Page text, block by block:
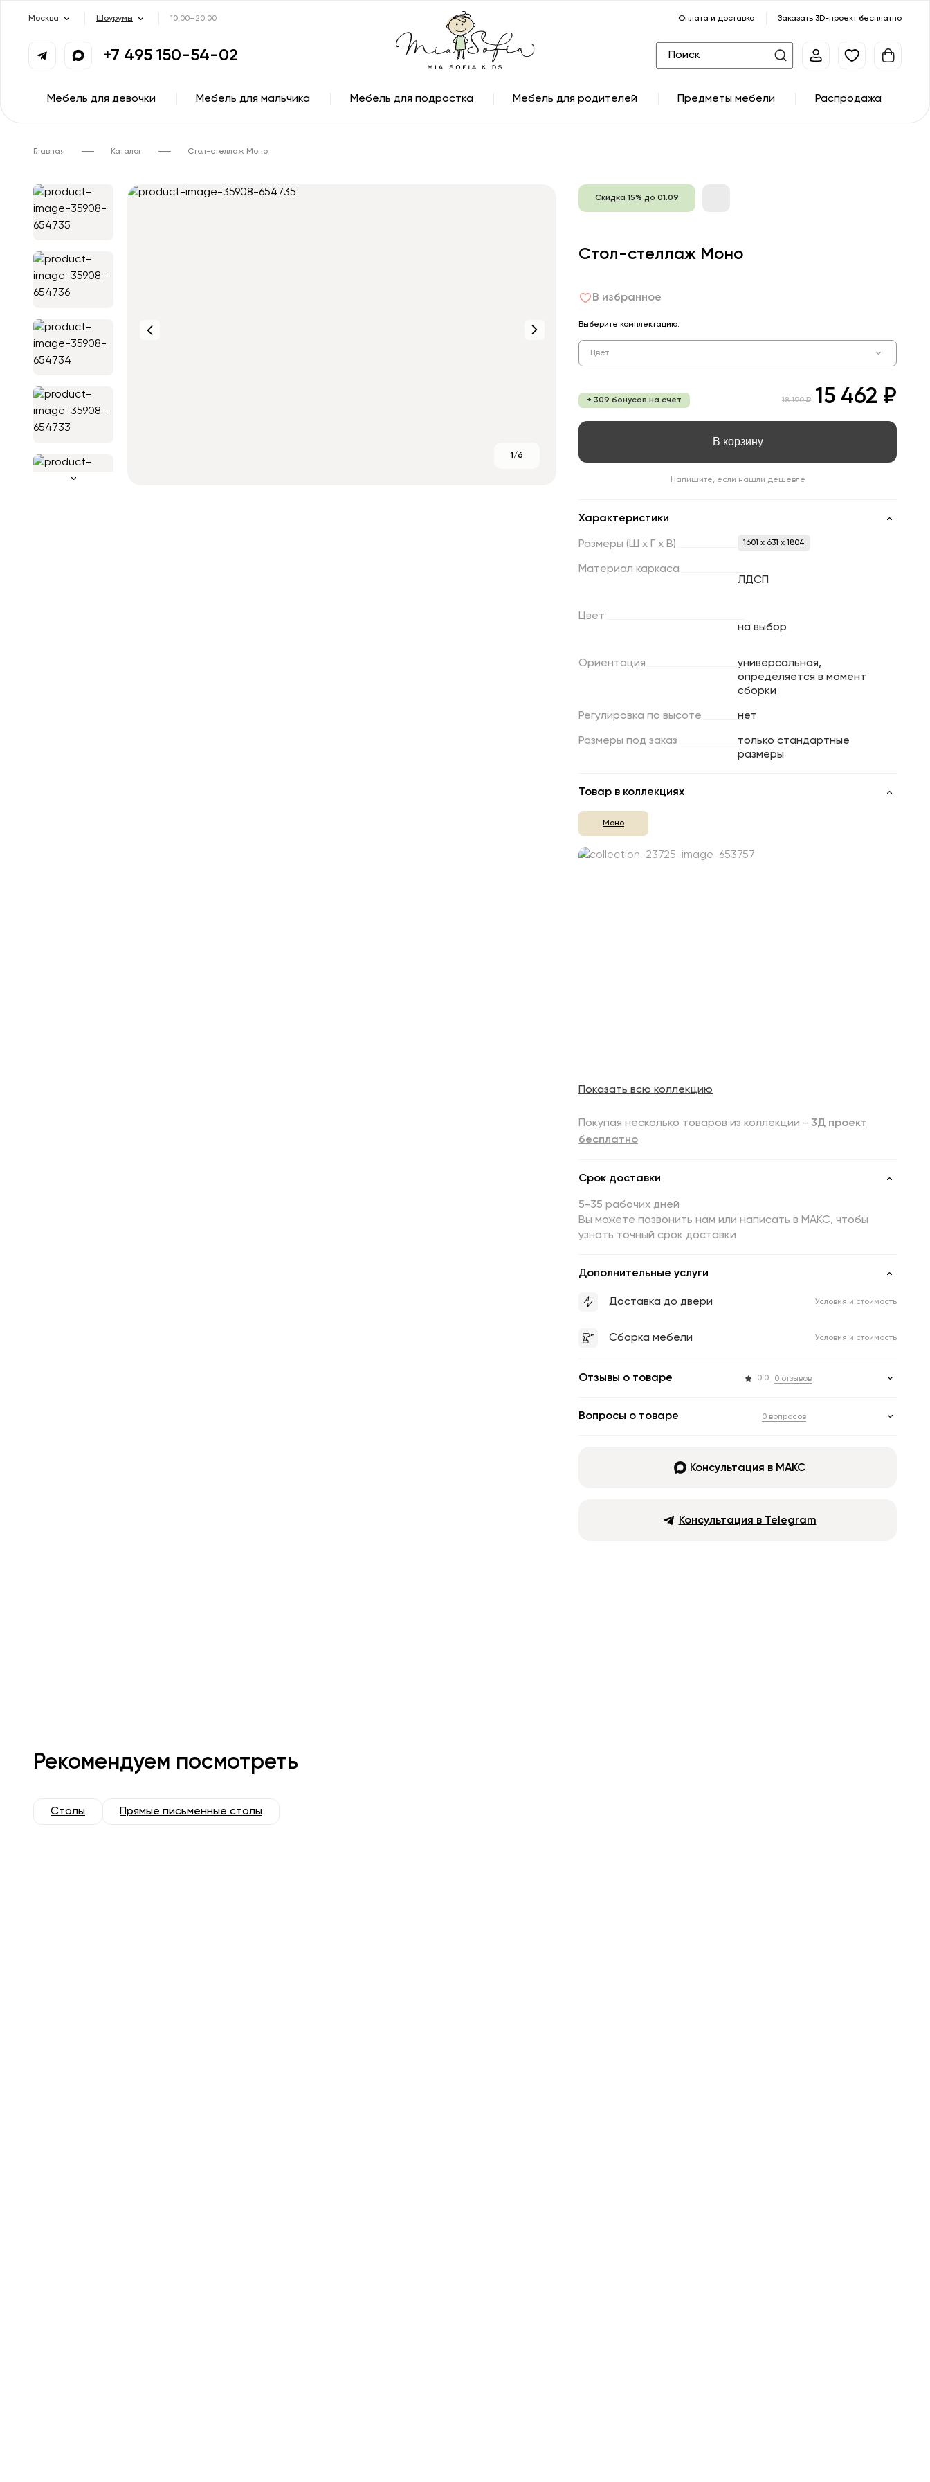
Москва Шоурумы 10:00–20:00 Оплата и доставка Заказать 3D-проект бесплатно
+7 495 150-54-02
Мебель для девочки Мебель для мальчика Мебель для подростка Мебель для родителей Предметы мебели Распродажа
Главная Каталог Стол-стеллаж Моно
1/6
Скидка 15% до 01.09
Стол-стеллаж Моно
В избранное
Выберите комплектацию:
Цвет
+ 309 бонусов на счет 18 190 ₽ 15 462 ₽
В корзину
Напишите, если нашли дешевле
Характеристики
Размеры (Ш х Г х В) 1601 x 631 x 1804
Материал каркаса
ЛДСП
Цвет
на выбор
Ориентация
универсальная,
определяется в момент
сборки
Регулировка по высоте нет
Размеры под заказ
только стандартные
размеры
Товар в коллекциях
Моно
Показать всю коллекцию
Покупая несколько товаров из коллекции - 3Д проект
бесплатно
Срок доставки
5-35 рабочих дней
Вы можете позвонить нам или написать в МАКС, чтобы
узнать точный срок доставки
Дополнительные услуги
Доставка до двери Условия и стоимость
Сборка мебели Условия и стоимость
Отзывы о товаре 0.0 0 отзывов
Вопросы о товаре 0 вопросов
Консультация в МАКС
Консультация в Telegram
Рекомендуем посмотреть
Столы Прямые письменные столы